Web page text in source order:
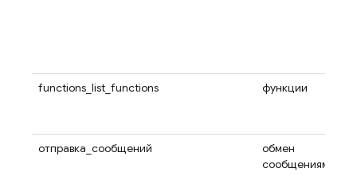
functions_list_functions функции
отправка_сообщений
обмен
сообщениями